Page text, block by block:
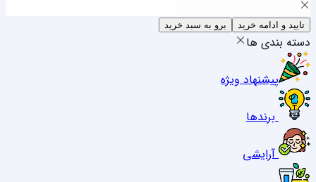
تایید و ادامه خرید برو به سبد خرید
دسته بندی ها
پیشنهاد ویژه
برندها
آرایشی